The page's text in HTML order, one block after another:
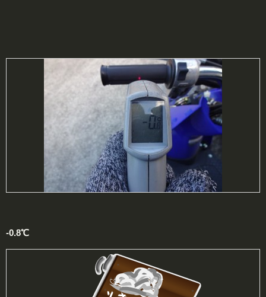
-0.8℃